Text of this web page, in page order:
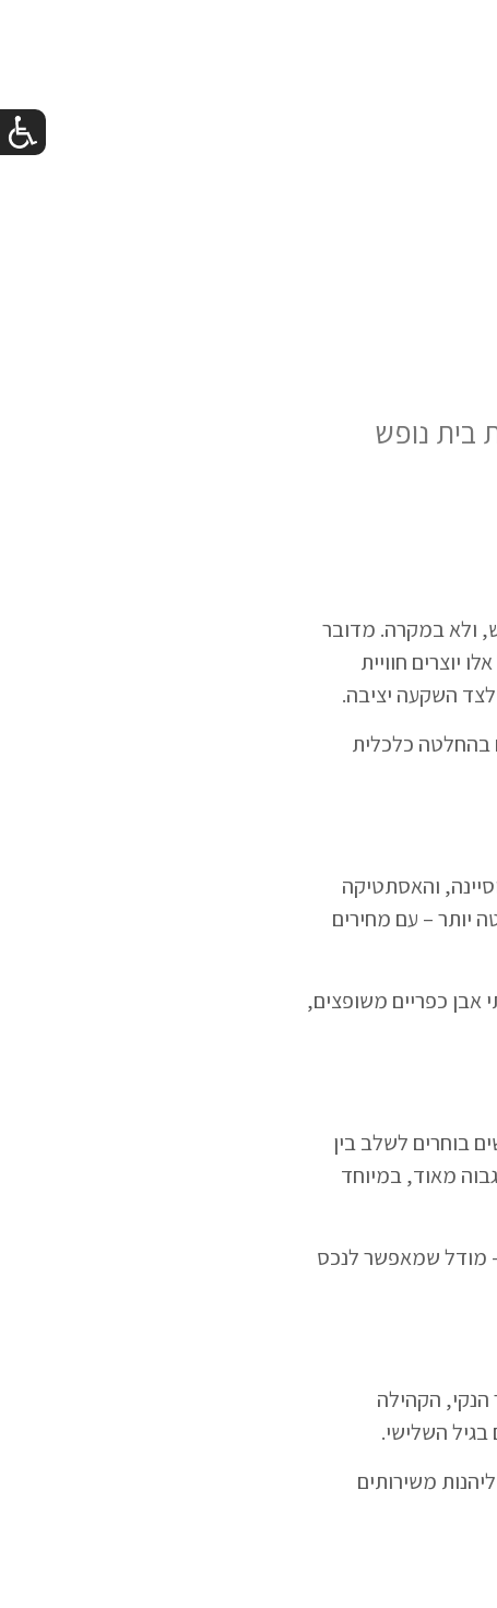
בית נופש
ולא במקרה. מדובר
יוצרים חוויית
לצד השקעה יציבה.
בהחלטה כלכלית
והאסתטיקה
יותר – עם מחירים
אבן כפריים משופצים,
בוחרים לשלב בין
מאוד, במיוחד
מודל שמאפשר לנכס
הנקי, הקהילה
השלישי.
משירותים